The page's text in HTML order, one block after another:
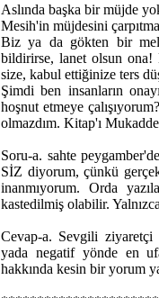
Aslında başka bir müjde
Mesih'in müjdesini
Biz ya da gökten bir
bildirirse, lanet olsun
size, kabul ettiğinize ters
Şimdi ben insanların
hoşnut etmeye
olmazdım. Kitap'ı
Soru-a. sahte
SİZ diyorum, çünkü
inanmıyorum. Orda
kastedilmiş olabilir.
Cevap-a. Sevgili
yada negatif yönde en
hakkında kesin bir yorum